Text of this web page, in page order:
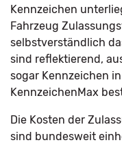
Kennzeichen
Fahrzeug
selbstverständlich
sind reflektierend,
sogar Kennzeichen
KennzeichenMax
Die Kosten der
sind bundesweit